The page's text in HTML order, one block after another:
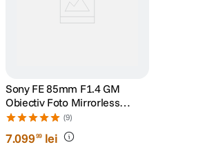
Sony FE 85mm F1.4 GM
Obiectiv Foto Mirrorless
Montura Sony E
(9)
7.09999 lei